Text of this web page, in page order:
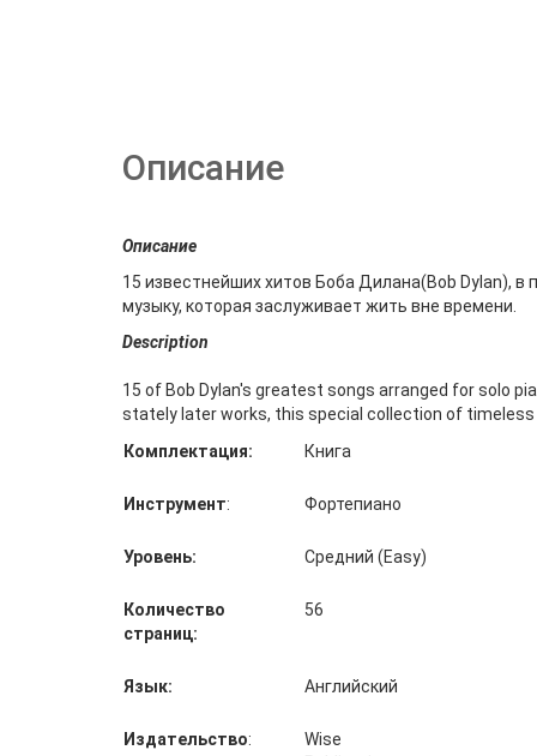
Описание
Описание
15 известнейших хитов Боба Дилана(Bob Dylan),
музыку, которая заслуживает жить вне времени.
Description
15 of Bob Dylan's greatest songs arranged for solo
stately later works, this special collection of
Комплектация:
Книга
Инструмент: Фортепиано
Уровень: Средний (Easy)
Количество
страниц:
56
Язык: Английский
Издательство:
Wise